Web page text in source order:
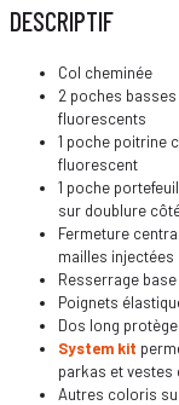
DESCRIPTIF
Col cheminée
2 poches
fluorescents
1 poche poitrine
fluorescent
1 poche
sur doublure
Fermeture
mailles injectées
Resserrage
Poignets
Dos long
System kit
parkas et vestes
Autres coloris